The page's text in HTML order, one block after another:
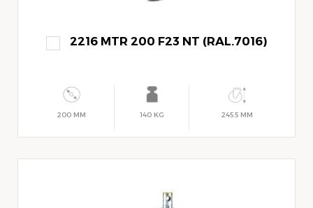
2216 MTR 200 F23 NT (RAL.7016)
200 MM 140 KG 245.5 MM